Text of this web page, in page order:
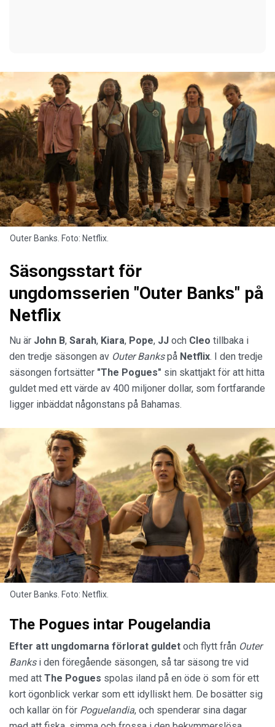
Outer Banks. Foto: Netflix.
Säsongsstart för
ungdomsserien "Outer Banks" på
Netflix
Nu är John B, Sarah, Kiara, Pope, JJ och Cleo tillbaka i
den tredje säsongen av Outer Bankspå Netflix. I den tredje
säsongen fortsätter "The Pogues" sin skattjakt för att hitta
guldet med ett värde av 400 miljoner dollar, som fortfarande
ligger inbäddat någonstans på Bahamas.
Outer Banks. Foto: Netflix.
The Pogues intar Pougelandia
Efter att ungdomarna förlorat guldet och flytt från Outer
Banksi den föregående säsongen, så tar säsong tre vid
med att The Pogues spolas iland på en öde ö som för ett
kort ögonblick verkar som ett idylliskt hem. De bosätter sig
och kallar ön för Poguelandia, och spenderar sina dagar